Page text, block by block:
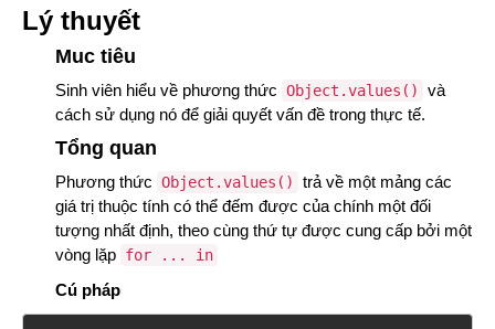
Lý thuyết
Muc tiêu
Sinh viên hiểu về phương thức Object.values()
và
cách sử dụng nó để giải quyết vấn đề trong thực tế.
Tổng quan
Phương thức Object.values()
trả về một mảng các
giá trị thuộc tính có thể đếm được của chính một đối
tượng nhất định, theo cùng thứ tự được cung cấp bởi một
vòng lặp for ... in
Cú pháp